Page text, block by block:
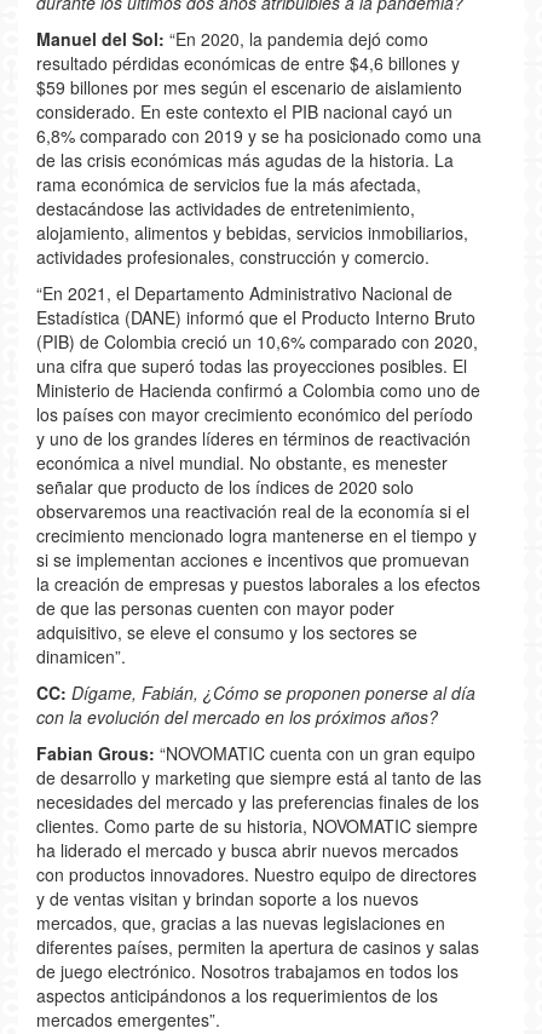
Manuel del Sol: “En 2020, la pandemia dejó como
resultado pérdidas económicas de entre $4,6 billones y
$59 billones por mes según el escenario de aislamiento
considerado. En este contexto el PIB nacional cayó un
6,8% comparado con 2019 y se ha posicionado como una
de las crisis económicas más agudas de la historia. La
rama económica de servicios fue la más afectada,
destacándose las actividades de entretenimiento,
alojamiento, alimentos y bebidas, servicios inmobiliarios,
actividades profesionales, construcción y comercio.
“En 2021, el Departamento Administrativo Nacional de
Estadística (DANE) informó que el Producto Interno Bruto
(PIB) de Colombia creció un 10,6% comparado con 2020,
una cifra que superó todas las proyecciones posibles. El
Ministerio de Hacienda confirmó a Colombia como uno de
los países con mayor crecimiento económico del período
y uno de los grandes líderes en términos de reactivación
económica a nivel mundial. No obstante, es menester
señalar que producto de los índices de 2020 solo
observaremos una reactivación real de la economía si el
crecimiento mencionado logra mantenerse en el tiempo y
si se implementan acciones e incentivos que promuevan
la creación de empresas y puestos laborales a los efectos
de que las personas cuenten con mayor poder
adquisitivo, se eleve el consumo y los sectores se
dinamicen”.
CC: Dígame, Fabián, ¿Cómo se proponen ponerse al día
con la evolución del mercado en los próximos años?
Fabian Grous: “NOVOMATIC cuenta con un gran equipo
de desarrollo y marketing que siempre está al tanto de las
necesidades del mercado y las preferencias finales de los
clientes. Como parte de su historia, NOVOMATIC siempre
ha liderado el mercado y busca abrir nuevos mercados
con productos innovadores. Nuestro equipo de directores
y de ventas visitan y brindan soporte a los nuevos
mercados, que, gracias a las nuevas legislaciones en
diferentes países, permiten la apertura de casinos y salas
de juego electrónico. Nosotros trabajamos en todos los
aspectos anticipándonos a los requerimientos de los
mercados emergentes”.